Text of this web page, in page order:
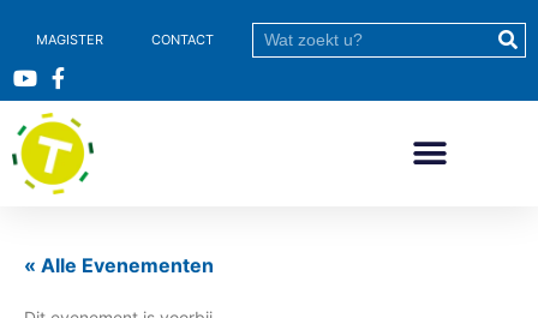
MAGISTER CONTACT
« Alle Evenementen